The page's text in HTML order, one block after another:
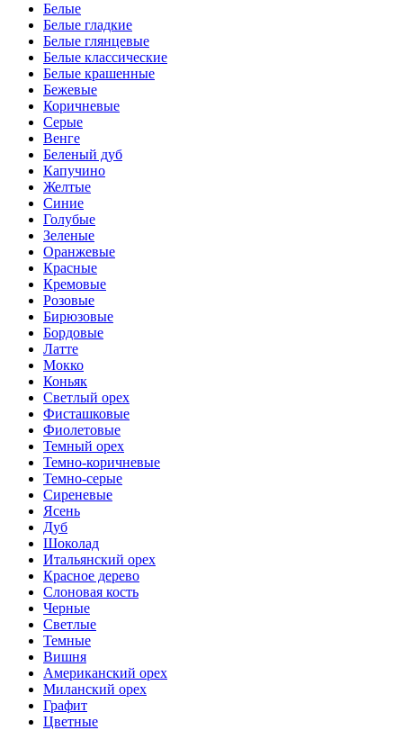
Белые
Белые гладкие
Белые глянцевые
Белые классические
Белые крашенные
Бежевые
Коричневые
Серые
Венге
Беленый дуб
Капучино
Желтые
Синие
Голубые
Зеленые
Оранжевые
Красные
Кремовые
Розовые
Бирюзовые
Бордовые
Латте
Мокко
Коньяк
Светлый орех
Фисташковые
Фиолетовые
Темный орех
Темно-коричневые
Темно-серые
Сиреневые
Ясень
Дуб
Шоколад
Итальянский орех
Красное дерево
Слоновая кость
Черные
Светлые
Темные
Вишня
Американский орех
Миланский орех
Графит
Цветные